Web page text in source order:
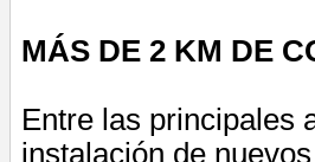
MÁS DE 2 KM DE
Entre las principales
instalación de